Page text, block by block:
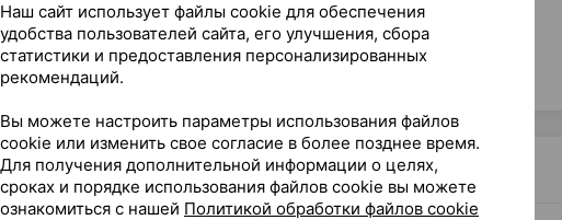
Наш сайт использует файлы cookie для обеспечения
удобства пользователей сайта, его улучшения, сбора
статистики и предоставления персонализированных
рекомендаций.
Вы можете настроить параметры использования файлов
cookie или изменить свое согласие в более позднее время.
Для получения дополнительной информации о целях,
сроках и порядке использования файлов cookie вы можете
ознакомиться с нашей Политикой обработки файлов cookie